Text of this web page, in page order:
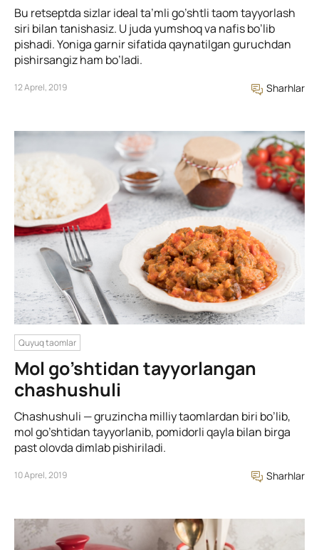
Bu retseptda sizlar ideal ta’mli go’shtli taom tayyorlash
siri bilan tanishasiz. U juda yumshoq va nafis bo’lib
pishadi. Yoniga garnir sifatida qaynatilgan guruchdan
pishirsangiz ham bo’ladi.
12 Aprel, 2019 Sharhlar
Quyuq taomlar
Mol go’shtidan tayyorlangan
chashushuli
Chashushuli — gruzincha milliy taomlardan biri bo’lib,
mol go’shtidan tayyorlanib, pomidorli qayla bilan birga
past olovda dimlab pishiriladi.
10 Aprel, 2019 Sharhlar